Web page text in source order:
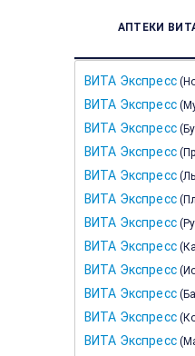
АПТЕКИ
ВИТА Экспресс (
ВИТА Экспресс (
ВИТА Экспресс (
ВИТА Экспресс (
ВИТА Экспресс (
ВИТА Экспресс (
ВИТА Экспресс (
ВИТА Экспресс (
ВИТА Экспресс (
ВИТА Экспресс (
ВИТА Экспресс (
ВИТА Экспресс (